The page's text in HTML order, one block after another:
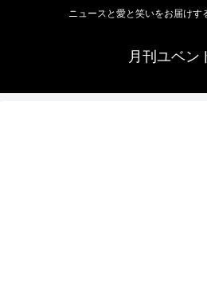
ニュースと愛と笑いをお届けす
月刊ユベン